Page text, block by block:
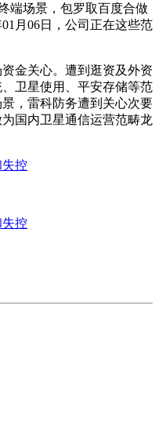
端场景，包罗取百度合做
月06日，公司正在这些范
金关心。遭到逛资及外资
卫星使用、平安存储等范
，雷科防务遭到关心次要
国内卫星通信运营范畴龙
控
控